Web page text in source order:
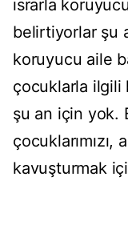
ısrarla
belirtiyorlar şu
koruyucu aile
çocuklarla ilgili
şu an için yok.
çocuklarımızı,
kavuşturmak